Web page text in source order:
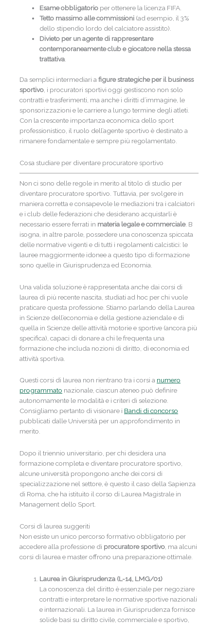
Esame obbligatorio per ottenere la licenza FIFA.
Tetto massimo alle commissioni (ad esempio, il 3%
dello stipendio lordo del calciatore assistito).
Divieto per un agente di rappresentare
contemporaneamente club e giocatore nella stessa
trattativa
Da semplici intermediari a figure strategiche per il business
sportivo , i procuratori sportivi oggi gestiscono non solo
contratti e trasferimenti, ma anche i diritti d’immagine, le
sponsorizzazioni e le carriere a lungo termine degli atleti.
Con la crescente importanza economica dello sport
professionistico, il ruolo dell’agente sportivo è destinato a
rimanere fondamentale e sempre più regolamentato.
Cosa studiare per diventare procuratore sportivo
Non ci sono delle regole in merito al titolo di studio per
diventare procuratore sportivo. Tuttavia, per svolgere in
maniera corretta e consapevole le mediazioni tra i calciatori
e i club delle federazioni che desiderano acquistarli è
necessario essere ferrati in materia legale e commerciale. B
isogna, in altre parole, possedere una conoscenza spiccata
delle normative vigenti e di tutti i regolamenti calcistici: le
lauree maggiormente idonee a questo tipo di formazione
sono quelle in Giurisprudenza ed Economia.
Una valida soluzione è rappresentata anche dai corsi di
laurea di più recente nascita, studiati ad hoc per chi vuole
praticare questa professione. Stiamo parlando della Laurea
in Scienze dell’economia e della gestione aziendale e di
quella in Scienze delle attività motorie e sportive (ancora più
specifica), capaci di donare a chi le frequenta una
formazione che includa nozioni di diritto, di economia ed
attività sportiva.
Questi corsi di laurea non rientrano tra i corsi a numero
programmato nazionale, ciascun ateneo può definire
autonomamente le modalità e i criteri di selezione.
Consigliamo pertanto di visionare i Bandi di concorso
pubblicati dalle Università per un approfondimento in
merito.
Dopo il triennio universitario, per chi desidera una
formazione completa e diventare procuratore sportivo,
alcune università propongono anche dei corsi di
specializzazione nel settore, è questo il caso della Sapienza
di Roma, che ha istituito il corso di Laurea Magistrale in
Management dello Sport.
Corsi di laurea suggeriti
Non esiste un unico percorso formativo obbligatorio per
accedere alla professione di procuratore sportivo, ma alcuni
corsi di laurea e master offrono una preparazione ottimale.
Laurea in Giurisprudenza (L-14, LMG/01)
La conoscenza del diritto è essenziale per negoziare
contratti e interpretare le normative sportive nazionali
e internazionali. La laurea in Giurisprudenza fornisce
solide basi su diritto civile, commerciale e sportivo,